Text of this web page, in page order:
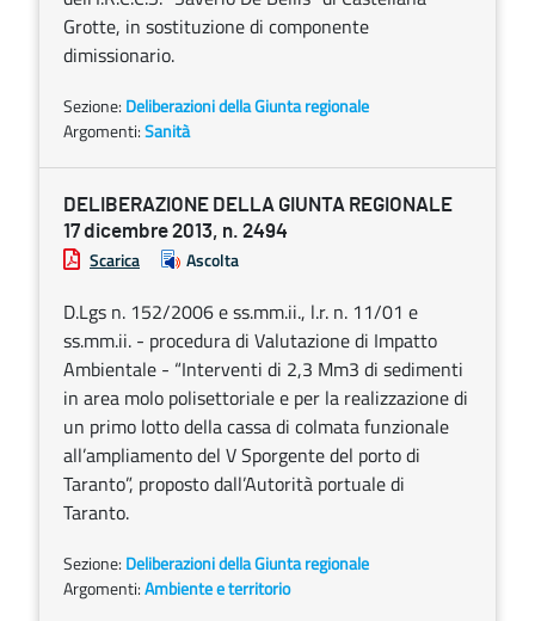
Grotte, in sostituzione di componente
dimissionario.
Sezione: Deliberazioni della Giunta regionale
Argomenti:Sanità
DELIBERAZIONE DELLA GIUNTA REGIONALE
17 dicembre 2013, n. 2494
Scarica Ascolta
D.Lgs n. 152/2006 e ss.mm.ii., l.r. n. 11/01 e
ss.mm.ii. - procedura di Valutazione di Impatto
Ambientale - “Interventi di 2,3 Mm3 di sedimenti
in area molo polisettoriale e per la realizzazione di
un primo lotto della cassa di colmata funzionale
all’ampliamento del V Sporgente del porto di
Taranto”, proposto dall’Autorità portuale di
Taranto.
Sezione: Deliberazioni della Giunta regionale
Argomenti:Ambiente e territorio